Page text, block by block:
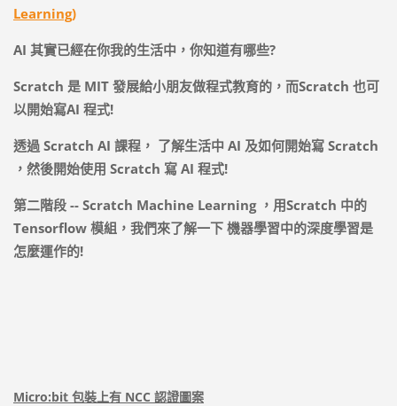
Learning)
AI 其實已經在你我的生活中，你知道有哪些?
Scratch 是MIT 發展給小朋友做程式教育的，而Scratch 也可
以開始寫AI 程式!
透過Scratch AI 課程， 了解生活中 AI 及如何開始寫Scratch
，然後開始使用 Scratch 寫AI 程式!
第二階段-- Scratch Machine Learning ，用Scratch 中的
Tensorflow 模組，我們來了解一下 機器學習中的深度學習是
怎麼運作的!
Micro:bit 包裝上有 NCC 認證圖案